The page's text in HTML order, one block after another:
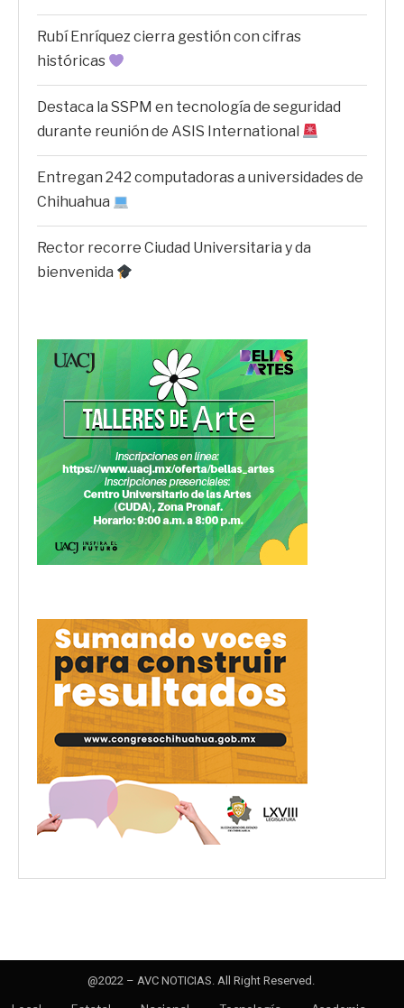
Rubí Enríquez cierra gestión con cifras
históricas
Destaca la SSPM en tecnología de seguridad
durante reunión de ASIS International
Entregan 242 computadoras a universidades de
Chihuahua
Rector recorre Ciudad Universitaria y da
bienvenida
@2022 – AVC NOTICIAS. All Right Reserved.